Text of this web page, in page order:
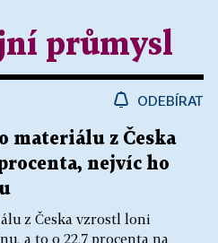
průmysl
ODEBÍRAT
materiálu z Česka
nejvíc ho
z Česka vzrostl loni
a to o 22,7 procenta na